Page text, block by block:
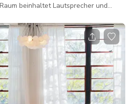
beinhaltet Lautsprecher und
ebenfalls bei Bedarf verfügbar. Viel
großer Vorteil ist!